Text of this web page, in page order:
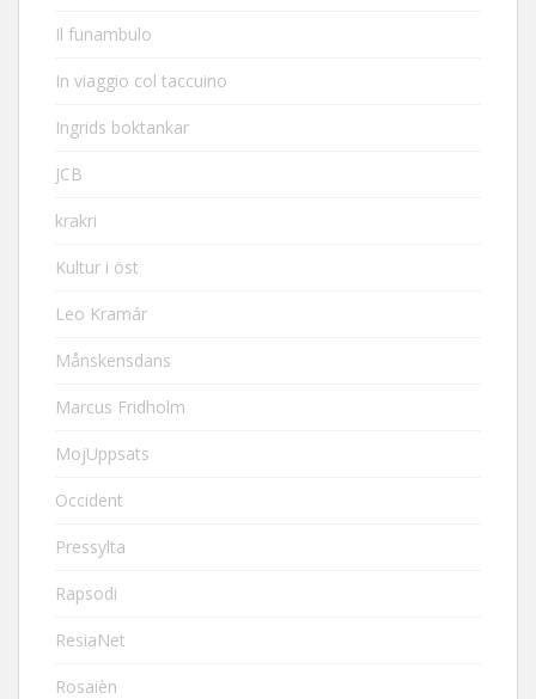
Il funambulo
In viaggio col taccuino
Ingrids boktankar
JCB
krakri
Kultur i öst
Leo Kramár
Månskensdans
Marcus Fridholm
MojUppsats
Occident
Pressylta
Rapsodi
ResiaNet
Rosaièn